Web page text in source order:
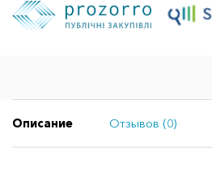
Описание Отзывов (0)